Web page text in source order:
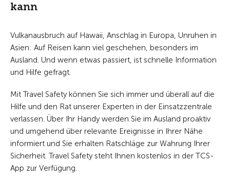
kann
Vulkanausbruch auf Hawaii, Anschlag in Europa, Unruhen in
Asien: Auf Reisen kann viel geschehen, besonders im
Ausland. Und wenn etwas passiert, ist schnelle Information
und Hilfe gefragt.
Mit Travel Safety können Sie sich immer und überall auf die
Hilfe und den Rat unserer Experten in der Einsatzzentrale
verlassen. Über Ihr Handy werden Sie im Ausland proaktiv
und umgehend über relevante Ereignisse in Ihrer Nähe
informiert und Sie erhalten Ratschläge zur Wahrung Ihrer
Sicherheit. Travel Safety steht Ihnen kostenlos in der TCS-
App zur Verfügung.